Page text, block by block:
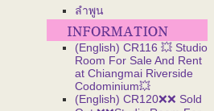
ลำพูน
(English) CR116 💥 Studio
Room For Sale And Rent
at Chiangmai Riverside
Codominium💥
(English) CR120❌❌ Sold